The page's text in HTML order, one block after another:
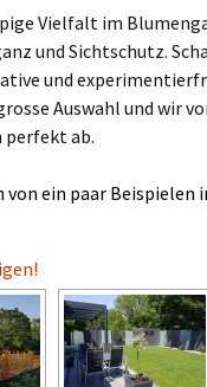
Vielfalt im
und Sichtschutz.
und
Auswahl und wir
ab.
von ein paar Beispielen